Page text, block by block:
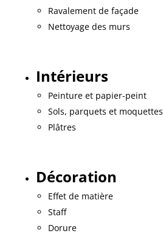
Ravalement de façade
Nettoyage des murs
Intérieurs
Peinture et papier-peint
Sols, parquets et moquettes
Plâtres
Décoration
Effet de matière
Staff
Dorure